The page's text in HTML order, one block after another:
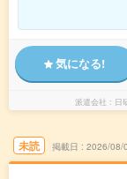
気になる!
派遣会社 日
未読 掲載日 2026/08/